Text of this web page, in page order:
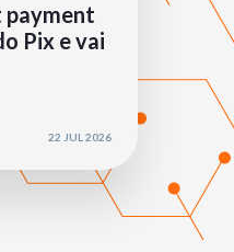
Pix e vai
22 JUL 2026